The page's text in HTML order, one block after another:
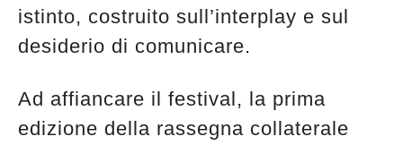
istinto, costruito sull’interplay e sul
desiderio di comunicare.
Ad affiancare il festival, la prima
edizione della rassegna collaterale